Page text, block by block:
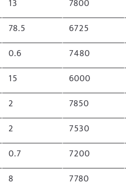
13 7800
78.5 6725
0.6 7480
15 6000
2 7850
2 7530
0.7 7200
8 7780